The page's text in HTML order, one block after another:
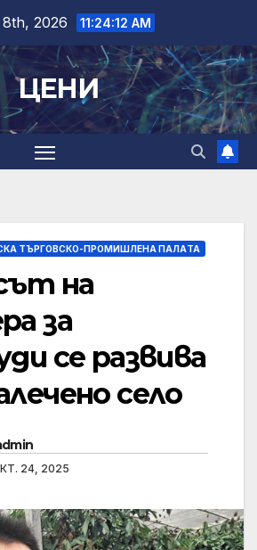
8th, 2026 11:24:13 AM
ЦЕНИ
ТЪРГОВСКО-ПРОМИШЛЕНА ПАЛAТА
на
за
се развива
село
24, 2025